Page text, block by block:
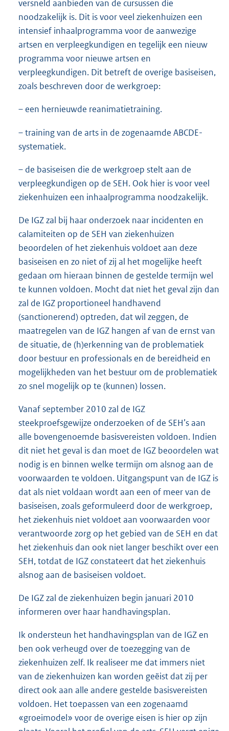
versneld aanbieden van de cursussen die
noodzakelijk is. Dit is voor veel ziekenhuizen een
intensief inhaalprogramma voor de aanwezige
artsen en verpleegkundigen en tegelijk een nieuw
programma voor nieuwe artsen en
verpleegkundigen. Dit betreft de overige basiseisen,
zoals beschreven door de werkgroep:
– een hernieuwde reanimatietraining.
– training van de arts in de zogenaamde ABCDE-
systematiek.
– de basiseisen die de werkgroep stelt aan de
verpleegkundigen op de SEH. Ook hier is voor veel
ziekenhuizen een inhaalprogramma noodzakelijk.
De IGZ zal bij haar onderzoek naar incidenten en
calamiteiten op de SEH van ziekenhuizen
beoordelen of het ziekenhuis voldoet aan deze
basiseisen en zo niet of zij al het mogelijke heeft
gedaan om hieraan binnen de gestelde termijn wel
te kunnen voldoen. Mocht dat niet het geval zijn dan
zal de IGZ proportioneel handhavend
(sanctionerend) optreden, dat wil zeggen, de
maatregelen van de IGZ hangen af van de ernst van
de situatie, de (h)erkenning van de problematiek
door bestuur en professionals en de bereidheid en
mogelijkheden van het bestuur om de problematiek
zo snel mogelijk op te (kunnen) lossen.
Vanaf september 2010 zal de IGZ
steekproefsgewijze onderzoeken of de SEH’s aan
alle bovengenoemde basisvereisten voldoen. Indien
dit niet het geval is dan moet de IGZ beoordelen wat
nodig is en binnen welke termijn om alsnog aan de
voorwaarden te voldoen. Uitgangspunt van de IGZ is
dat als niet voldaan wordt aan een of meer van de
basiseisen, zoals geformuleerd door de werkgroep,
het ziekenhuis niet voldoet aan voorwaarden voor
verantwoorde zorg op het gebied van de SEH en dat
het ziekenhuis dan ook niet langer beschikt over een
SEH, totdat de IGZ constateert dat het ziekenhuis
alsnog aan de basiseisen voldoet.
De IGZ zal de ziekenhuizen begin januari 2010
informeren over haar handhavingsplan.
Ik ondersteun het handhavingsplan van de IGZ en
ben ook verheugd over de toezegging van de
ziekenhuizen zelf. Ik realiseer me dat immers niet
van de ziekenhuizen kan worden geëist dat zij per
direct ook aan alle andere gestelde basisvereisten
voldoen. Het toepassen van een zogenaamd
«groeimodel» voor de overige eisen is hier op zijn